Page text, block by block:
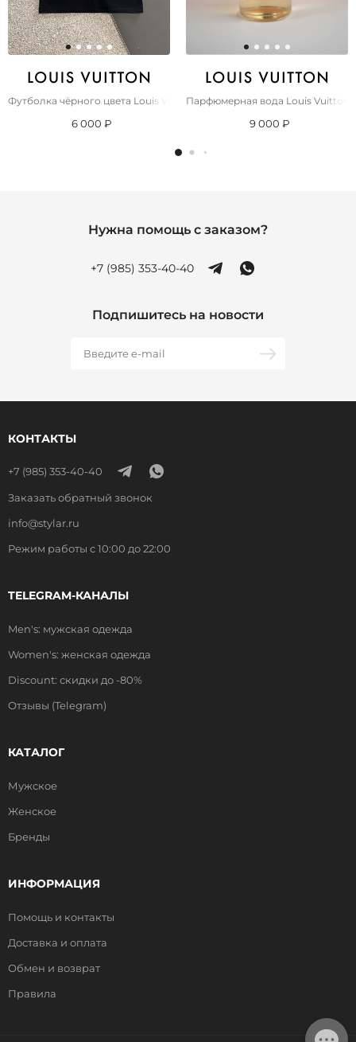
Футболка чёрного цвета Louis Vuitton Premium
6 000 ₽
Парфюмерная вода Louis Vuitton
9 000 ₽
Нужна помощь с заказом?
+7 (985) 353-40-40
Подпишитесь на новости
КОНТАКТЫ
+7 (985) 353-40-40
Заказать обратный звонок
info@stylar.ru
Режим работы с 10:00 до 22:00
TELEGRAM-КАНАЛЫ
Men's: мужская одежда
Women's: женская одежда
Discount: скидки до -80%
Отзывы (Telegram)
КАТАЛОГ
Мужское
Женское
Бренды
ИНФОРМАЦИЯ
Помощь и контакты
Доставка и оплата
Обмен и возврат
Правила